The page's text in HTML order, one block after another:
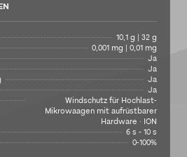
10,1 g | 32 g
0,001 mg | 0,01 mg
Ja
Ja
Ja
Ja
Windschutz für Hochlast-
Mikrowaagen mit aufrüstbarer
Hardware · ION
6 s - 10 s
0-100%